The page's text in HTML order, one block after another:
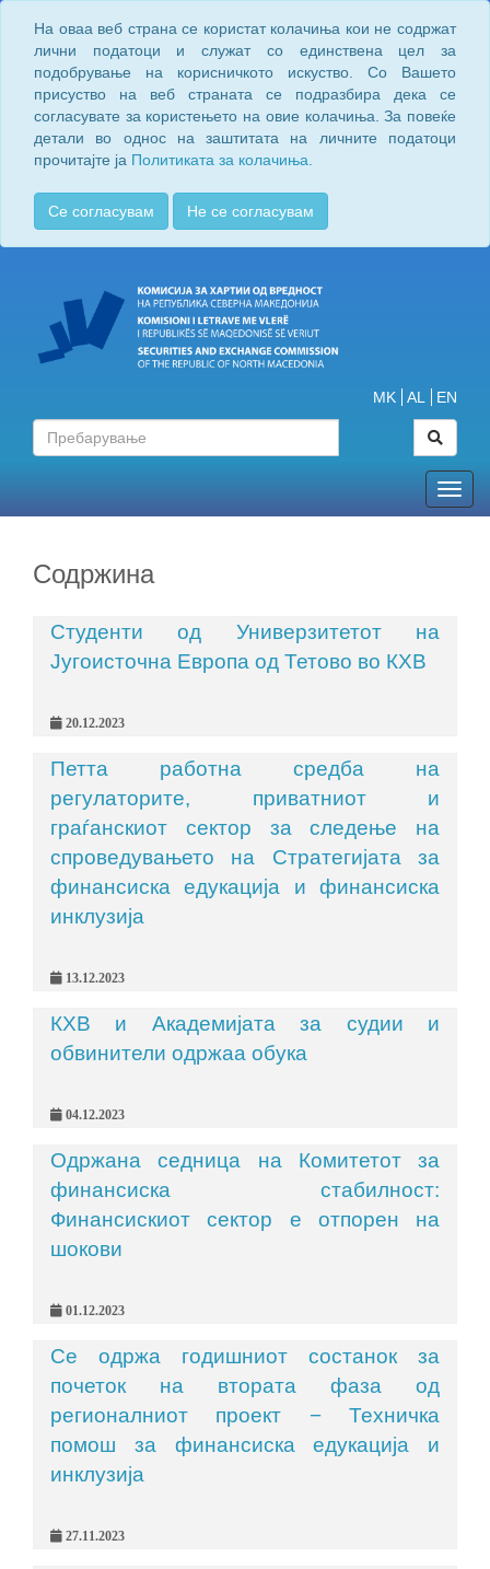
На оваа веб страна се користат колачиња кои не содржат
лични податоци и служат со единствена цел за
подобрување на корисничкото искуство. Со Вашето
присуство на веб страната се подразбира дека се
согласувате за користењето на овие колачиња. За повеќе
детали во однос на заштитата на личните податоци
прочитајте ја Политиката за колачиња.
Се согласувам Не се согласувам
MK AL EN
Содржина
Студенти од Универзитетoт на
Југоисточна Европа од Тетово во КХВ
20.12.2023
Петта работна средба на
регулаторите, приватниот и
граѓанскиот сектор за следење на
спроведувањето на Стратегијата за
финансиска едукација и финансиска
инклузија
13.12.2023
КХВ и Академијата за судии и
обвинители одржаа обука
04.12.2023
Одржана седница на Комитетот за
финансиска стабилност:
Финансискиот сектор е отпорен на
шокови
01.12.2023
Се одржа годишниот состанок за
почеток на втората фаза од
регионалниот проект − Техничка
помош за финансиска едукација и
инклузија
27.11.2023